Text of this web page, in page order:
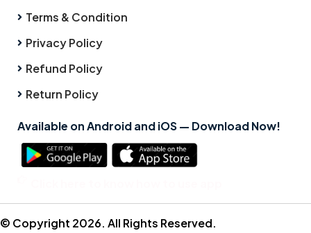
Terms & Condition
Privacy Policy
Refund Policy
Return Policy
Available on Android and iOS — Download Now!
© Copyright 2026. All Rights Reserved.